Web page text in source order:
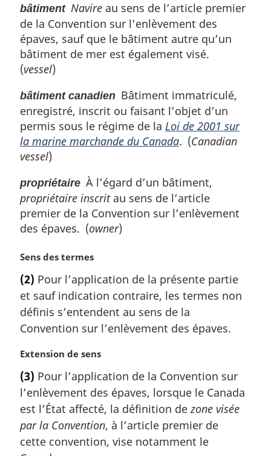
a
r
g
i
n
a
l
e
:
bâtiment Navire au sens de l’article premier
de la Convention sur l’enlèvement des
épaves, sauf que le bâtiment autre qu’un
bâtiment de mer est également visé.
(vessel)
bâtiment canadien Bâtiment immatriculé,
enregistré, inscrit ou faisant l’objet d’un
permis sous le régime de la Loi de 2001 sur
la marine marchande du Canada. (Canadian
vessel)
propriétaire À l’égard d’un bâtiment,
propriétaire inscritau sens de l’article
premier de la Convention sur l’enlèvement
des épaves. (owner)
N
t
e
m
a
g
n
a
e
:
Sens des termes
(2) Pour l’application de la présente partie
et sauf indication contraire, les termes non
définis s’entendent au sens de la
Convention sur l’enlèvement des épaves.
N
t
e
m
a
r
g
Extension de sens
(3) Pour l’application de la Convention sur
l’enlèvement des épaves, lorsque le Canada
est l’État affecté, la définition dezone visée
par la Convention, à l’article premier de
cette convention, vise notamment le